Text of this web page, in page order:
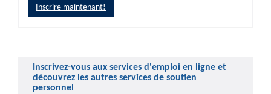
Inscrire maintenant!
Inscrivez-vous aux services d'emploi en ligne et
découvrez les autres services de soutien
personnel